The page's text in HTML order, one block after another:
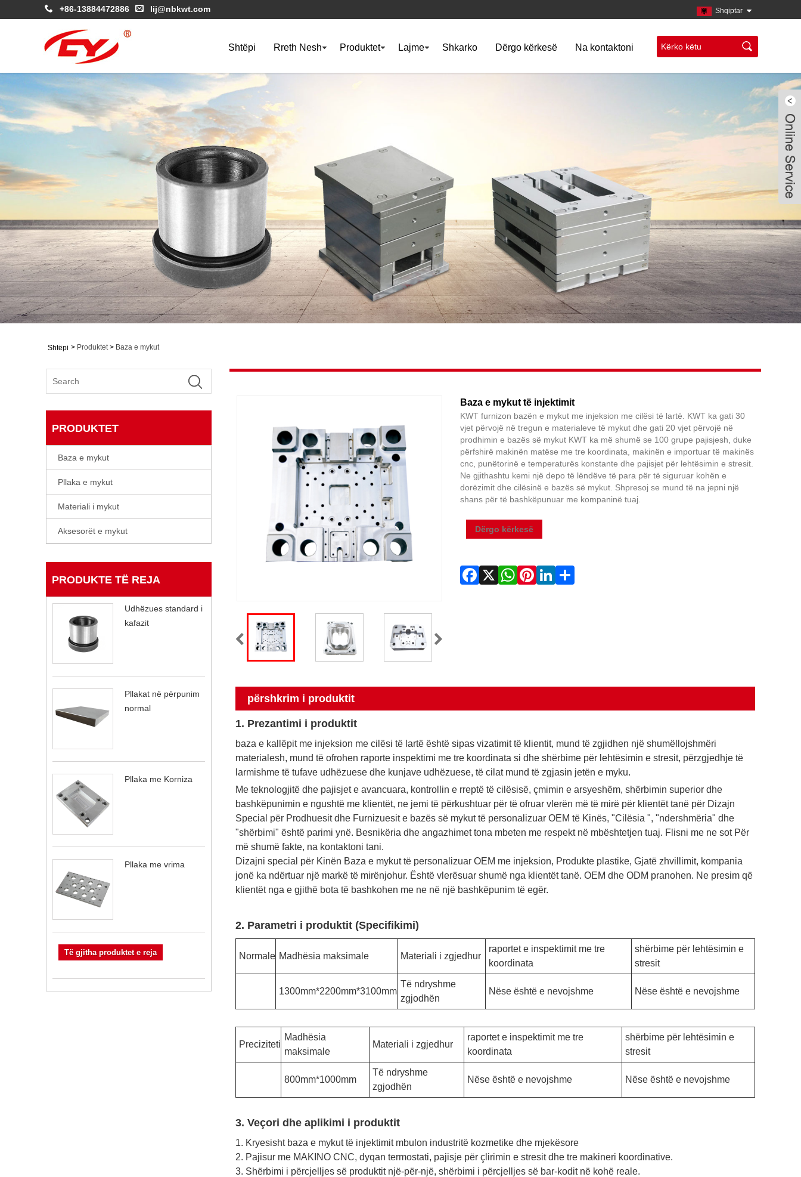
+86-13884472886 lij@nbkwt.com Shqiptar
Shtëpi Rreth Nesh Produktet Lajme Shkarko Dërgo kërkesë Na kontaktoni
Shtëpi > Produktet> Baza e mykut
PRODUKTET
Baza e mykut
Pllaka e mykut
Materiali i mykut
Aksesorët e mykut
PRODUKTE TË REJA
Udhëzues standard i
kafazit
Pllakat në përpunim
normal
Pllaka me Korniza
Pllaka me vrima
Të gjitha produktet e reja
Baza e mykut të injektimit
KWT furnizon bazën e mykut me injeksion me cilësi të lartë. KWT ka gati 30
vjet përvojë në tregun e materialeve të mykut dhe gati 20 vjet përvojë në
prodhimin e bazës së mykut KWT ka më shumë se 100 grupe pajisjesh, duke
përfshirë makinën matëse me tre koordinata, makinën e importuar të makinës
cnc, punëtorinë e temperaturës konstante dhe pajisjet për lehtësimin e stresit.
Ne gjithashtu kemi një depo të lëndëve të para për të siguruar kohën e
dorëzimit dhe cilësinë e bazës së mykut. Shpresoj se mund të na jepni një
shans për të bashkëpunuar me kompaninë tuaj.
Dërgo kërkesë
përshkrim i produktit
1. Prezantimi i produktit
baza e kallëpit me injeksion me cilësi të lartë është sipas vizatimit të klientit, mund të zgjidhen një shumëllojshmëri
materialesh, mund të ofrohen raporte inspektimi me tre koordinata si dhe shërbime për lehtësimin e stresit, përzgjedhje të
larmishme të tufave udhëzuese dhe kunjave udhëzuese, të cilat mund të zgjasin jetën e myku.
Me teknologjitë dhe pajisjet e avancuara, kontrollin e rreptë të cilësisë, çmimin e arsyeshëm, shërbimin superior dhe
bashkëpunimin e ngushtë me klientët, ne jemi të përkushtuar për të ofruar vlerën më të mirë për klientët tanë për Dizajn
Special për Prodhuesit dhe Furnizuesit e bazës së mykut të personalizuar OEM të Kinës, "Cilësia ", "ndershmëria" dhe
"shërbimi" është parimi ynë. Besnikëria dhe angazhimet tona mbeten me respekt në mbështetjen tuaj. Flisni me ne sot Për
më shumë fakte, na kontaktoni tani.
Dizajni special për Kinën Baza e mykut të personalizuar OEM me injeksion, Produkte plastike, Gjatë zhvillimit, kompania
jonë ka ndërtuar një markë të mirënjohur. Është vlerësuar shumë nga klientët tanë. OEM dhe ODM pranohen. Ne presim që
klientët nga e gjithë bota të bashkohen me ne në një bashkëpunim të egër.
2. Parametri i produktit (Specifikimi)
Normale Madhësia maksimale Materiali i zgjedhur
raportet e inspektimit me tre
koordinata
shërbime për lehtësimin e
stresit
1300mm*2200mm*3100mm
Të ndryshme
zgjodhën
Nëse është e nevojshme Nëse është e nevojshme
Preciziteti
Madhësia
maksimale
Materiali i zgjedhur
raportet e inspektimit me tre
koordinata
shërbime për lehtësimin e
stresit
800mm*1000mm
Të ndryshme
zgjodhën
Nëse është e nevojshme Nëse është e nevojshme
3. Veçori dhe aplikimi i produktit
1. Kryesisht baza e mykut të injektimit mbulon industritë kozmetike dhe mjekësore
2. Pajisur me MAKINO CNC, dyqan termostati, pajisje për çlirimin e stresit dhe tre makineri koordinative.
3. Shërbimi i përcjelljes së produktit një-për-një, shërbimi i përcjelljes së bar-kodit në kohë reale.